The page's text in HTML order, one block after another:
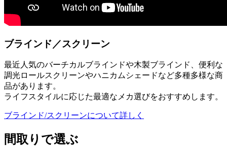
ブラインド／スクリーン
最近人気のバーチカルブラインドや木製ブラインド、便利な
調光ロールスクリーンやハニカムシェードなど多種多様な商
品があります。
ライフスタイルに応じた最適なメカ選びをおすすめします。
ブラインド/スクリーンについて詳しく
間取りで選ぶ